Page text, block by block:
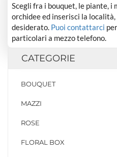
Scegli fra i bouquet, le piante, i
orchidee ed inserisci la località,
desiderato. Puoi contattarci
particolari a mezzo telefono.
CATEGORIE
BOUQUET
MAZZI
ROSE
FLORAL BOX